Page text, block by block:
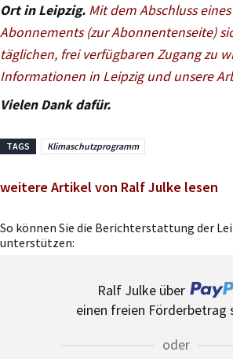
Ort in Leipzig. Mit dem Abschluss
Abonnements (zur Abonnentenseite)
täglichen, frei verfügbaren Zugang zu
Informationen in Leipzig und unsere
Vielen Dank dafür.
TAGS Klimaschutzprogramm
weitere Artikel von Ralf Julke lesen
So können Sie die Berichterstattung der
unterstützen:
Ralf Julke über
einen freien Förderbetrag
oder